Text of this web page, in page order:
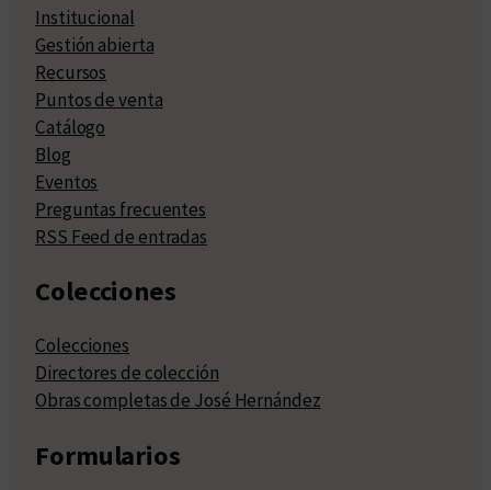
Institucional
Gestión abierta
Recursos
Puntos de venta
Catálogo
Blog
Eventos
Preguntas frecuentes
RSS Feed de entradas
Colecciones
Colecciones
Directores de colección
Obras completas de José Hernández
Formularios